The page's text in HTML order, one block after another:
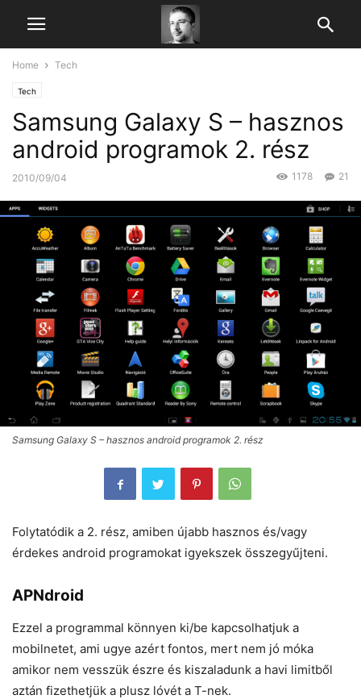
Home Tech
Tech
Samsung Galaxy S – hasznos
android programok 2. rész
2010/09/04 21
1178
Samsung Galaxy S – hasznos android programok 2. rész
Folytatódik a 2. rész, amiben újabb hasznos és/vagy
érdekes android programokat igyekszek összegyűjteni.
APNdroid
Ezzel a programmal könnyen ki/be kapcsolhatjuk a
mobilnetet, ami ugye azért fontos, mert nem jó móka
amikor nem vesszük észre és kiszaladunk a havi limitből
aztán fizethetjük a plusz lóvét a T-nek.